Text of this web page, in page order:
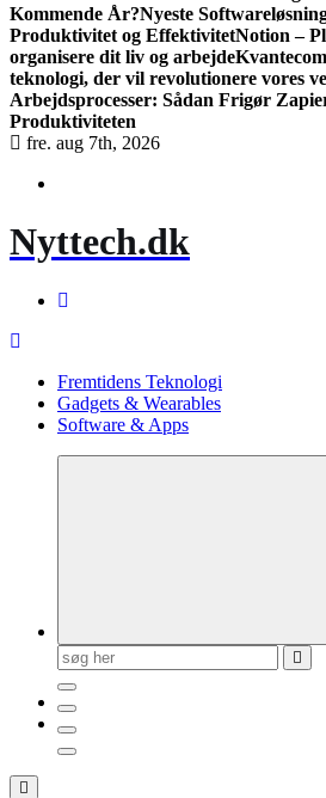
Kommende År?Nyeste
Produktivitet og EffektivitetNotion –
organisere dit liv og arbejde
teknologi, der vil revolutionere vores
Arbejdsprocesser: Sådan Frigør
Produktiviteten
fre. aug 7th, 2026
Nyttech.dk
Fremtidens Teknologi
Gadgets & Wearables
Software & Apps
Søg
efter: